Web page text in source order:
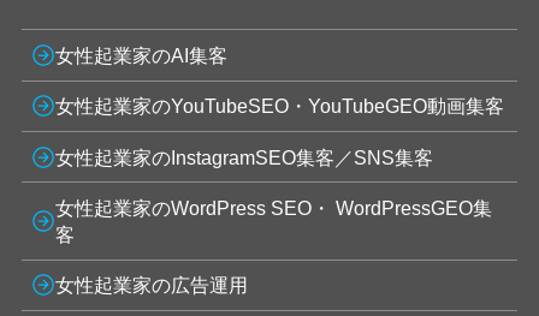
女性起業家のAI集客
女性起業家のYouTubeSEO・YouTubeGEO動画集客
女性起業家のInstagramSEO集客／SNS集客
女性起業家のWordPress SEO・ WordPressGEO集
客
女性起業家の広告運用